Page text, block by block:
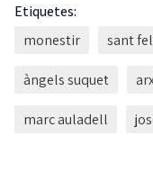
Etiquetes:
monestir
sant
àngels suquet
marc auladell